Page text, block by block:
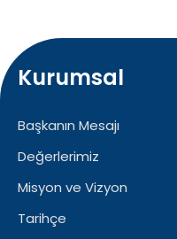
Kurumsal
Başkanın Mesajı
Değerlerimiz
Misyon ve Vizyon
Tarihçe